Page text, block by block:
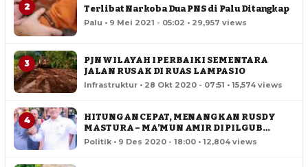
2 Terlibat Narkoba Dua PNS di Palu Ditangkap
Palu • 9 Mei 2021 - 05:02 • 29,957 views
3
PJN WILAYAH I PERBAIKI SEMENTARA
JALAN RUSAK DI RUAS LAMPASIO
Infrastruktur • 28 Okt 2020 - 07:51 • 15,574 views
4
HITUNGAN CEPAT, MENANGKAN RUSDY
MASTURA – MA’MUN AMIR DI PILGUB
SULTENG
Politik • 9 Des 2020 - 18:00 • 12,804 views